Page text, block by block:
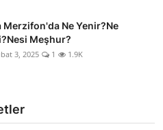
Merzifon'da Ne Yenir?Ne
Meşhur?
3, 2025 1 1.9K